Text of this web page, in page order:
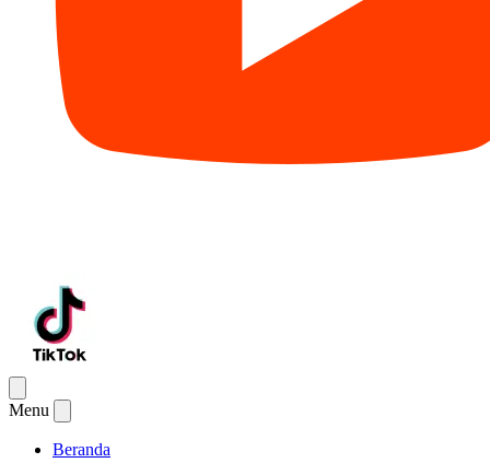
Menu
Beranda